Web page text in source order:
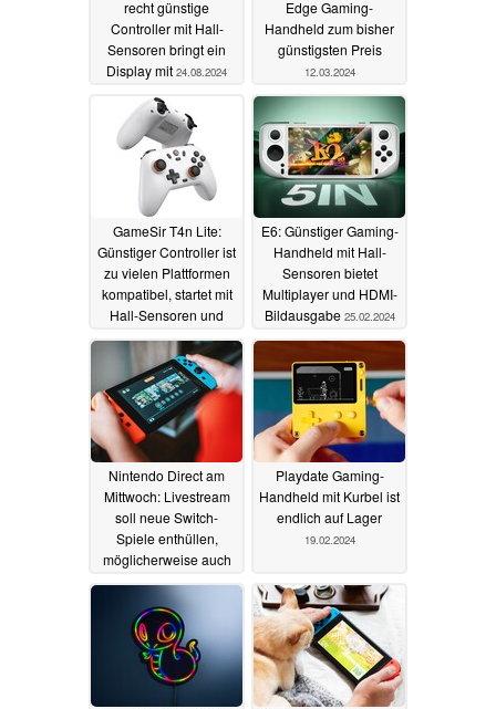
recht günstige
Controller mit Hall-
Sensoren bringt ein
Display mit 24.08.2024
Edge Gaming-
Handheld zum bisher
günstigsten Preis
12.03.2024
GameSir T4n Lite:
Günstiger Controller ist
zu vielen Plattformen
kompatibel, startet mit
Hall-Sensoren und
Turbo-Funktion
09.03.2024
E6: Günstiger Gaming-
Handheld mit Hall-
Sensoren bietet
Multiplayer und HDMI-
Bildausgabe 25.02.2024
Nintendo Direct am
Mittwoch: Livestream
soll neue Switch-
Spiele enthüllen,
möglicherweise auch
Xbox-Ports20.02.2024
Playdate Gaming-
Handheld mit Kurbel ist
endlich auf Lager
19.02.2024